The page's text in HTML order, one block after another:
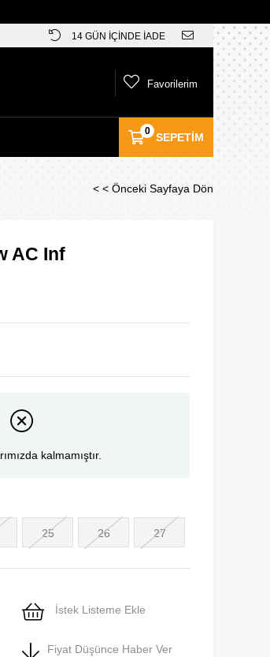
14 GÜN İÇİNDE İADE
SEPETIM
0
Favorilerim
< < Önceki Sayfaya Dön
AC Inf
kalmamıştır.
25 26 27
İstek Listeme Ekle
Fiyat Düşünce Haber Ver